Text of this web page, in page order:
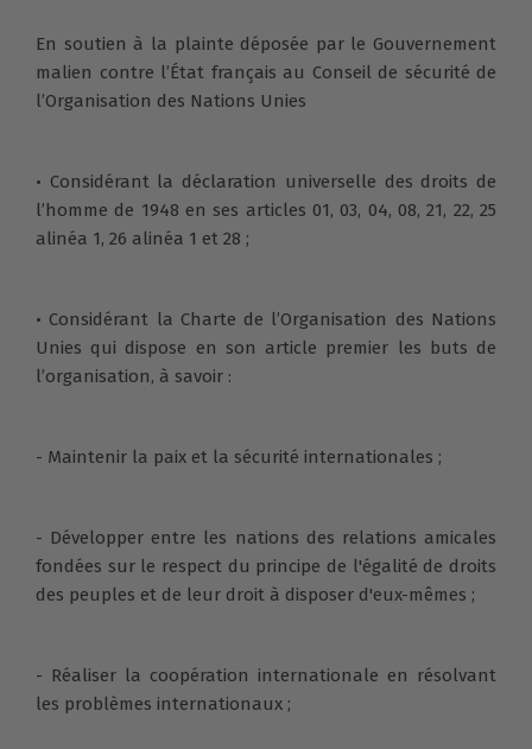
En soutien à la plainte déposée par le Gouvernement
malien contre l’État français au Conseil de sécurité de
l’Organisation des Nations Unies
• Considérant la déclaration universelle des droits de
l’homme de 1948 en ses articles 01, 03, 04, 08, 21, 22, 25
alinéa 1, 26 alinéa 1 et 28 ;
• Considérant la Charte de l’Organisation des Nations
Unies qui dispose en son article premier les buts de
l’organisation, à savoir :
- Maintenir la paix et la sécurité internationales ;
- Développer entre les nations des relations amicales
fondées sur le respect du principe de l'égalité de droits
des peuples et de leur droit à disposer d'eux-mêmes ;
- Réaliser la coopération internationale en résolvant
les problèmes internationaux ;